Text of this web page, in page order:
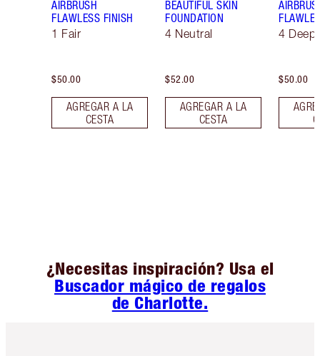
AIRBRUSH
FLAWLESS FINISH
1 Fair
$50.00
AGREGAR A LA
CESTA
BEAUTIFUL SKIN
FOUNDATION
4 Neutral
$52.00
AGREGAR A LA
CESTA
4 Deep
$50.00
¿Necesitas inspiración? Usa el
Buscador mágico de regalos
de Charlotte.